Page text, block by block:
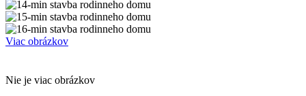
Viac obrázkov
Nie je viac obrázkov